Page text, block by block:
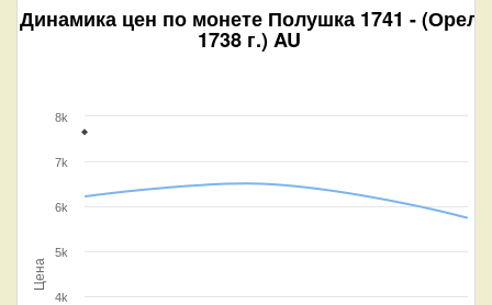
Динамика цен по монете Полушка 1741 - (Орел
1738 г.) AU
Цена
4k
5k
6k
7k
8k